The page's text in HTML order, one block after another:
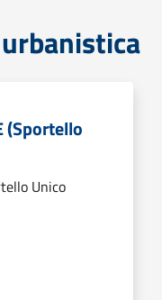
(Sportello
Unico